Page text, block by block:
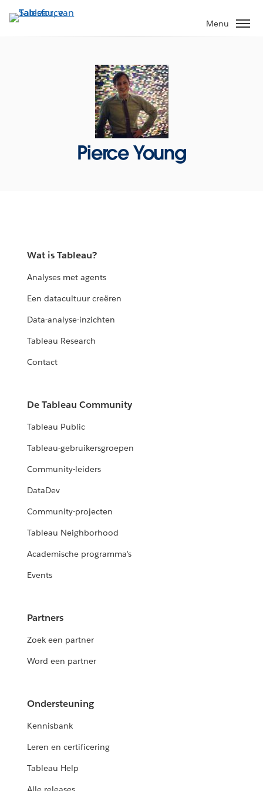
Verder
naar
Menu
Pierce Young
Wat is Tableau?
Analyses met agents
Een datacultuur creëren
Data-analyse-inzichten
Tableau Research
Contact
De Tableau Community
Tableau Public
Tableau-gebruikersgroepen
Community-leiders
DataDev
Community-projecten
Tableau Neighborhood
Academische programma's
Events
Partners
Zoek een partner
Word een partner
Ondersteuning
Kennisbank
Leren en certificering
Tableau Help